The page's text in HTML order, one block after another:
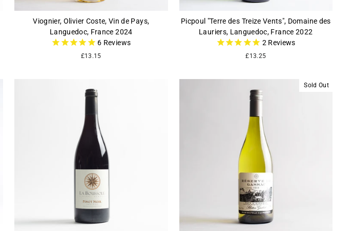
Viognier, Olivier Coste, Vin de Pays,
Languedoc, France 2024
6 Reviews
£13.15
Picpoul "Terre des Treize Vents", Domaine des
Lauriers, Languedoc, France 2022
2 Reviews
£13.25
Sold Out